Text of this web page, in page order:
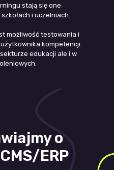
stają się one
i uczelniach.
możliwość testowania i
kompetencji.
edukacji ale i w
o
ERP